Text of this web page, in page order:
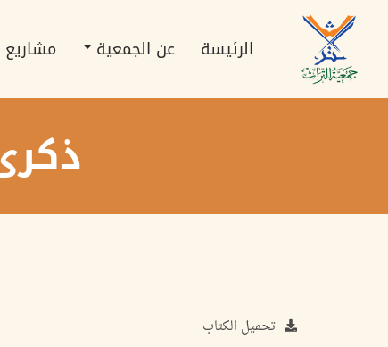
الرئيسي navigation
الرئيسة عن الجمعية مشاريع
تحميل الكتاب